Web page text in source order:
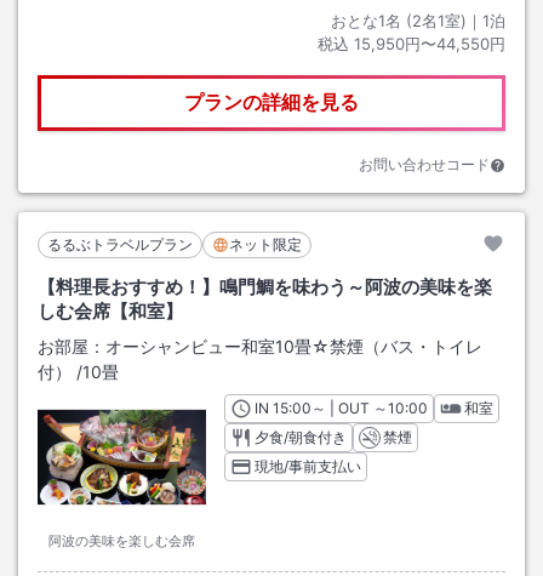
おとな1名 (2名1室)｜ 1泊
税込 15,950円〜44,550円
プランの詳細を見る
お問い合わせコード
るるぶトラベルプラン ネット限定
【料理長おすすめ！】鳴門鯛を味わう～阿波の美味を楽
しむ会席【和室】
お部屋： オーシャンビュー和室10畳☆禁煙（バス・トイレ
付）
/10畳
阿波の美味を楽しむ会席
INチェックイン
15:00 ～ | OUT チェックアウト
～10:00
和室
夕食/朝食付き
禁煙
現地/事前支払い